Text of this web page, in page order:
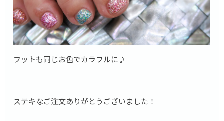
フットも同じお色でカラフルに♪
ステキなご注文ありがとうございました！